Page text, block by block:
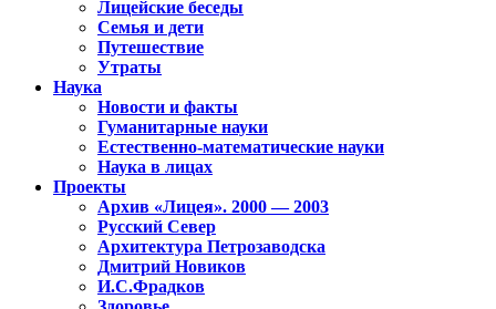
Лицейские беседы
Семья и дети
Путешествие
Утраты
Наука
Новости и факты
Гуманитарные науки
Естественно-математические науки
Наука в лицах
Проекты
Архив «Лицея». 2000 — 2003
Русский Север
Архитектура Петрозаводска
Дмитрий Новиков
И.С.Фрадков